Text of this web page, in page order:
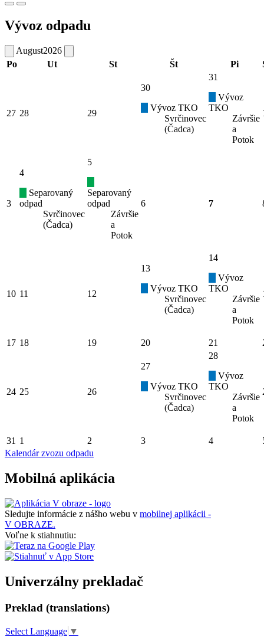
Vývoz odpadu
August2026
Po
Ut St Št Pi
27 28 29
30
Vývoz TKO
Svrčinovec
(Čadca)
31
Vývoz
TKO
Závršie
a
Potok
3
4
Separovaný
odpad
Svrčinovec
(Čadca)
5
Separovaný
odpad
Závršie
a
Potok
6 7
10 11 12
13
Vývoz TKO
Svrčinovec
(Čadca)
14
Vývoz
TKO
Závršie
a
Potok
17 18 19 20 21
24 25 26
27
Vývoz TKO
Svrčinovec
(Čadca)
28
Vývoz
TKO
Závršie
a
Potok
31 1 2 3 4
Kalendár zvozu odpadu
Mobilná aplikácia
Sledujte informácie z nášho webu v mobilnej aplikácii -
V OBRAZE.
Voľne k stiahnutiu:
Univerzálny prekladač
Preklad (translations)
Select Language ▼